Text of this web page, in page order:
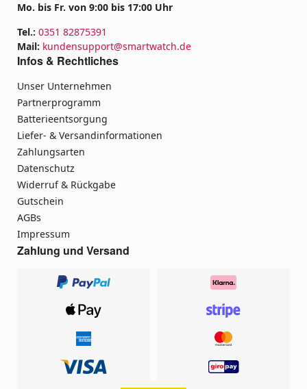
Mo. bis Fr. von 9:00 bis 17:00 Uhr
Tel.: 0351 82875391
Mail: kundensupport@smartwatch.de
Infos & Rechtliches
Unser Unternehmen
Partnerprogramm
Batterieentsorgung
Liefer- & Versandinformationen
Zahlungsarten
Datenschutz
Widerruf & Rückgabe
Gutschein
AGBs
Impressum
Zahlung und Versand